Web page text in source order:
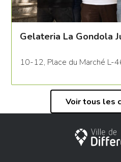
Gelateria La Gondola
10-12, Place du Marché L-
Voir tous les
Ville de